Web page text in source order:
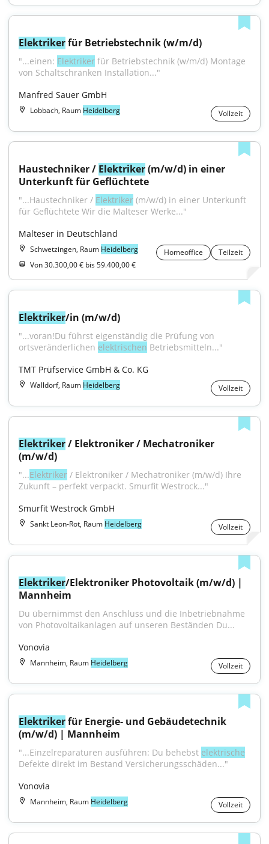
Elektriker für Betriebstechnik (w/m/d)
"...einen: Elektriker für Betriebstechnik (w/m/d) Montage
von Schaltschränken Installation..."
Manfred Sauer GmbH
Lobbach, Raum Heidelberg Vollzeit
Haustechniker / Elektriker (m/w/d) in einer
Unterkunft für Geflüchtete
"...Haustechniker / Elektriker (m/w/d) in einer Unterkunft
für Geflüchtete Wir die Malteser Werke..."
Malteser in Deutschland
Schwetzingen, Raum Heidelberg Homeoffice
Teilzeit
Von 30.300,00 € bis 59.400,00 €
Elektriker/in (m/w/d)
"...voran!Du führst eigenständig die Prüfung von
ortsveränderlichen elektrischen Betriebsmitteln..."
TMT Prüfservice GmbH & Co. KG
Walldorf, Raum Heidelberg Vollzeit
Elektriker / Elektroniker / Mechatroniker
(m/w/d)
"...Elektriker / Elektroniker / Mechatroniker (m/w/d) Ihre
Zukunft – perfekt verpackt. Smurfit Westrock..."
Smurfit Westrock GmbH
Sankt Leon-Rot, Raum Heidelberg Vollzeit
Elektriker/Elektroniker Photovoltaik (m/w/d) |
Mannheim
Du übernimmst den Anschluss und die Inbetriebnahme
von Photovoltaikanlagen auf unseren Beständen Du...
Vonovia
Mannheim, Raum Heidelberg Vollzeit
Elektriker für Energie- und Gebäudetechnik
(m/w/d) | Mannheim
"...Einzelreparaturen ausführen: Du behebst elektrische
Defekte direkt im Bestand Versicherungsschäden..."
Vonovia
Mannheim, Raum Heidelberg Vollzeit